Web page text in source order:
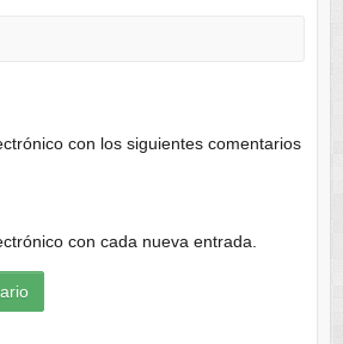
con los siguientes comentarios
con cada nueva entrada.